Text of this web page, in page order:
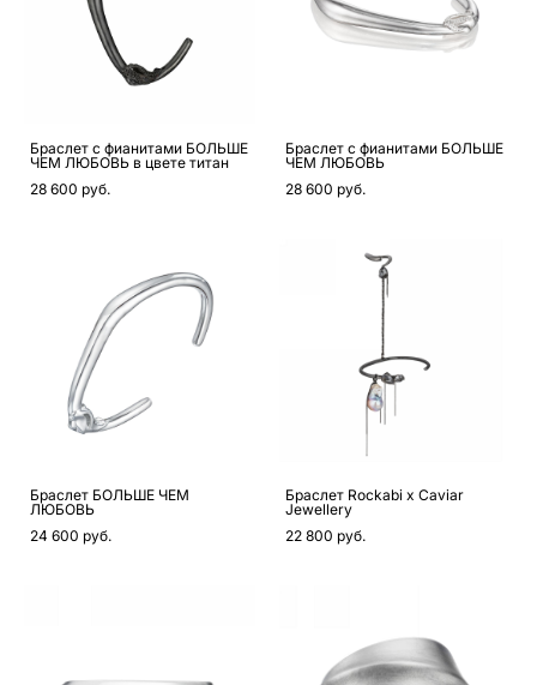
Браслет с фианитами БОЛЬШЕ
ЧЕМ ЛЮБОВЬ в цвете титан
28 600 pуб.
Браслет с фианитами БОЛЬШЕ
ЧЕМ ЛЮБОВЬ
28 600 pуб.
Браслет БОЛЬШЕ ЧЕМ
ЛЮБОВЬ
24 600 pуб.
Браслет Rockabi x Caviar
Jewellery
22 800 pуб.